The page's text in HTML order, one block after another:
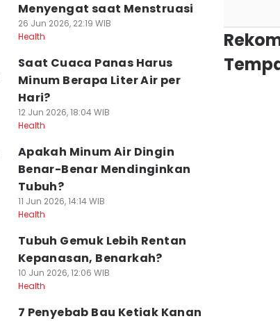
Menyengat saat Menstruasi
26 Jun 2026, 22:19 WIB
Health
Saat Cuaca Panas Harus
Minum Berapa Liter Air per
Hari?
12 Jun 2026, 18:04 WIB
Health
Apakah Minum Air Dingin
Benar-Benar Mendinginkan
Tubuh?
11 Jun 2026, 14:14 WIB
Health
Tubuh Gemuk Lebih Rentan
Kepanasan, Benarkah?
10 Jun 2026, 12:06 WIB
Health
7 Penyebab Bau Ketiak Kanan